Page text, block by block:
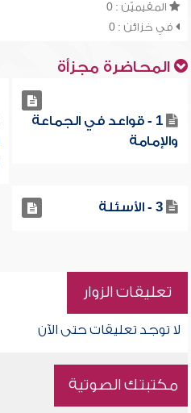
المقيميّن : 0
في خزائن : 0
المحاضرة مجزأة
1 - قواعد في الجماعة
والإمامة
3 - الأسئلة
تعليقات الزوار
لا توجد تعليقات حتى الآن
مكتبتك الصوتية